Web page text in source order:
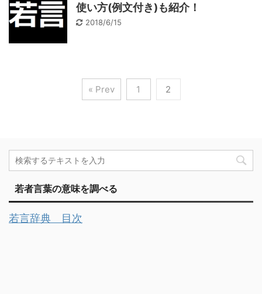
使い方(例文付き)も紹介！
2018/6/15
« Prev 1 2
若者言葉の意味を調べる
若言辞典 目次